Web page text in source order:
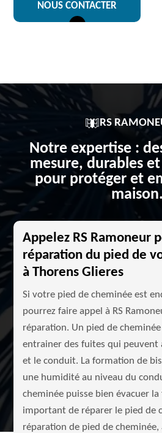
NOUS CONTACTER
RS
Notre expertise :
mesure, durables
pour protéger et
maison.
Appelez RS Ramoneur
réparation du pied de
à Thorens Glieres
Si votre pied de cheminée est
pourrez faire appel à RS
réparation. Un pied de
entrainer des fuites qui peuvent
et le conduit. La formation de
une humidité au niveau du
cheminée puisse bien évacuer
important de réparer le pied de
réparation de pied de cheminée,